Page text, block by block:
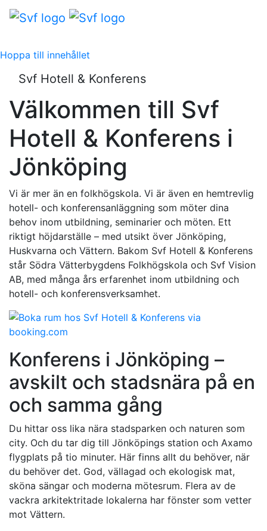
Hoppa till innehållet
Svf Hotell & Konferens
Välkommen till Svf
Hotell & Konferens i
Jönköping
Vi är mer än en folkhögskola. Vi är även en hemtrevlig
hotell- och konferensanläggning som möter dina
behov inom utbildning, seminarier och möten. Ett
riktigt höjdarställe – med utsikt över Jönköping,
Huskvarna och Vättern. Bakom Svf Hotell & Konferens
står Södra Vätterbygdens Folkhögskola och Svf Vision
AB, med många års erfarenhet inom utbildning och
hotell- och konferensverksamhet.
Konferens i Jönköping –
avskilt och stadsnära på en
och samma gång
Du hittar oss lika nära stadsparken och naturen som
city. Och du tar dig till Jönköpings station och Axamo
flygplats på tio minuter. Här finns allt du behöver, när
du behöver det. God, vällagad och ekologisk mat,
sköna sängar och moderna mötesrum. Flera av de
vackra arkitektritade lokalerna har fönster som vetter
mot Vättern.